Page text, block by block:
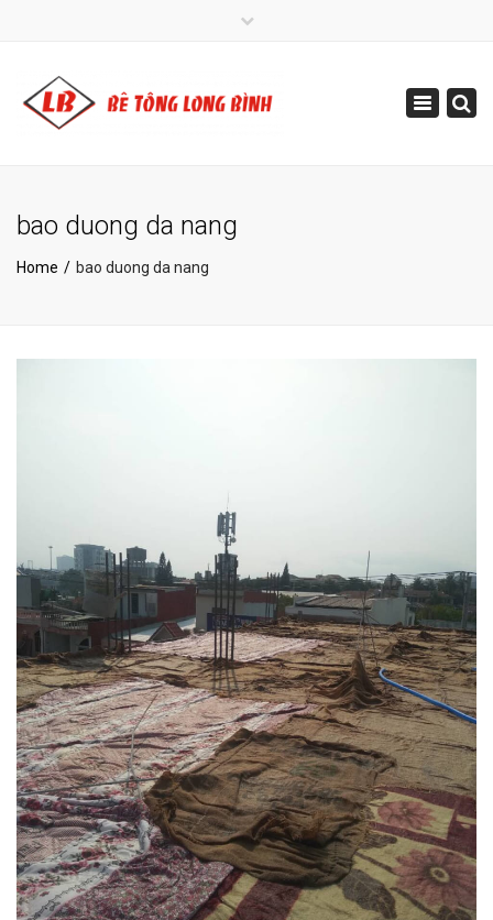
Toggle
bao duong da nang
Home bao duong da nang